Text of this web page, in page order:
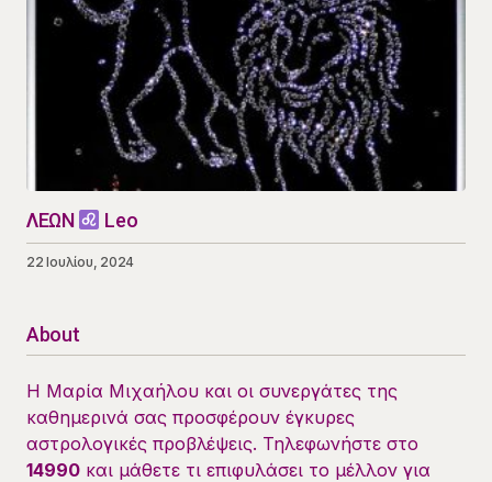
ΛΕΩΝ Leo
22 Ιουλίου, 2024
About
Η Μαρία Μιχαήλου και οι συνεργάτες της
καθημερινά σας προσφέρουν έγκυρες
αστρολογικές προβλέψεις. Τηλεφωνήστε στο
14990 και μάθετε τι επιφυλάσει το μέλλον για